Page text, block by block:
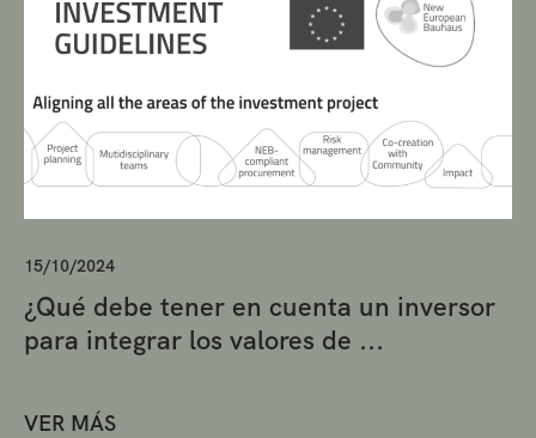
15/10/2024
¿Qué debe tener en cuenta un inversor
para integrar los valores de ...
VER MÁS